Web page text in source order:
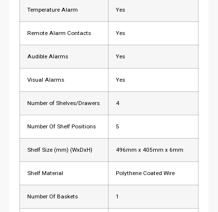
Temperature Alarm Yes
Remote Alarm Contacts Yes
Audible Alarms Yes
Visual Alarms Yes
Number of Shelves/Drawers 4
Number Of Shelf Positions 5
Shelf Size (mm) (WxDxH) 496mm x 405mm x 6mm
Shelf Material Polythene Coated Wire
Number Of Baskets 1